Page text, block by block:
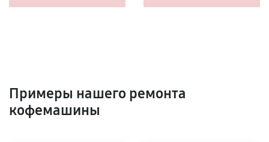
Примеры нашего ремонта
кофемашины